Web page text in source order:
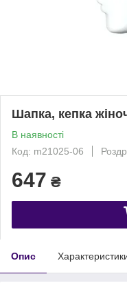
Шапка, кепка
В наявності
Код: m21025-06
647 ₴
Опис